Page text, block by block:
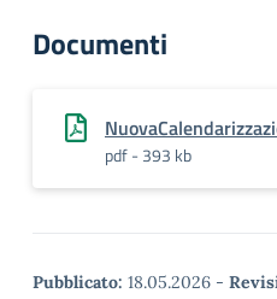
Documenti
pdf - 393 kb
Pubblicato: 18.05.2026 -